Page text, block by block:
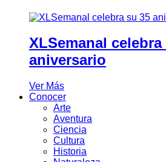
XLSemanal celebra
aniversario
Ver Más
Conocer
Arte
Aventura
Ciencia
Cultura
Historia